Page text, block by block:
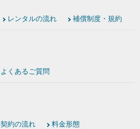
レンタルの流れ 補償制度・規約
よくあるご質問
契約の流れ
料金形態